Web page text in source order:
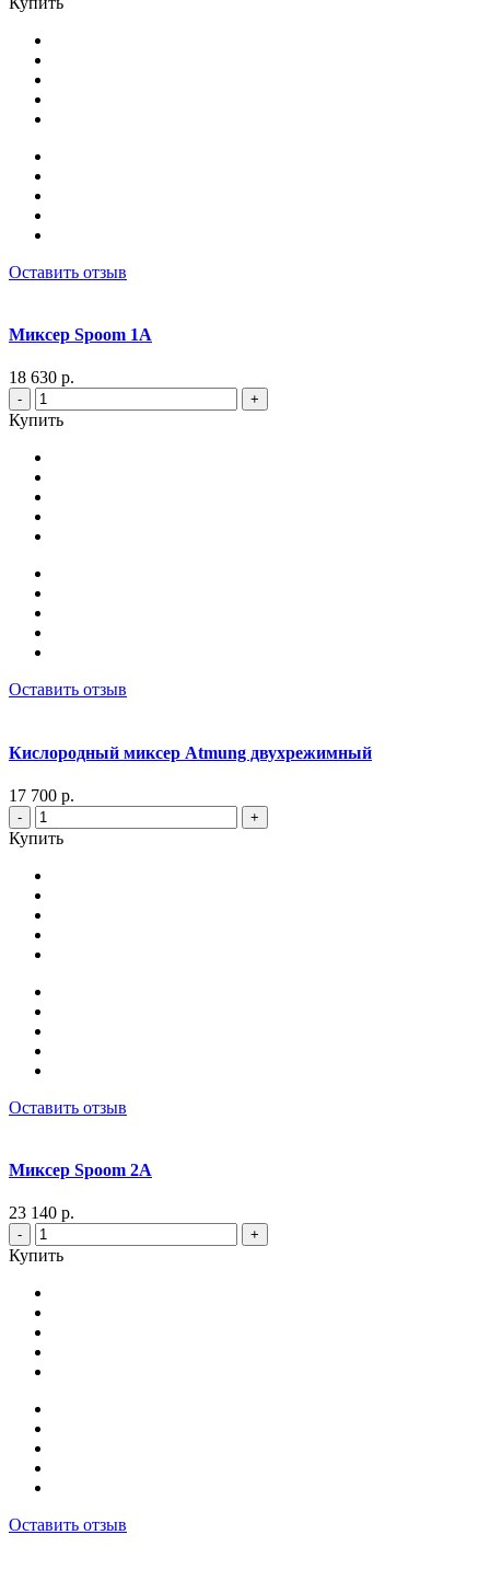
Оставить отзыв
Миксер Spoom 1A
18 630 р.
- +
Купить
Оставить отзыв
Кислородный миксер Atmung двухрежимный
17 700 р.
- +
Купить
Оставить отзыв
Миксер Spoom 2A
23 140 р.
- +
Купить
Оставить отзыв